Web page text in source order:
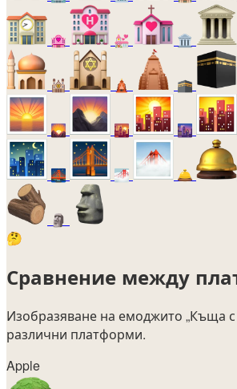
🏩 💒 🏛️
🕍 🛕 🕋
🌄 🌇 🌆
🌉 🌁 🛎️
🗿
🤔
Сравнение между
Изобразяване на емоджито „Къща с
различни платформи.
Apple